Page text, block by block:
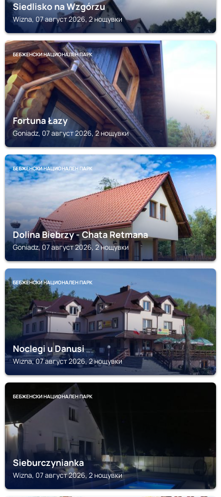
Siedlisko na Wzgórzu
Wizna, 07 август 2026, 2 нощувки
БЕБЖЕНСКИ НАЦИОНАЛЕН ПАРК
Fortuna Łazy
Goniadz, 07 август 2026, 2 нощувки
БЕБЖЕНСКИ НАЦИОНАЛЕН ПАРК
Dolina Biebrzy - Chata Retmana
Goniadz, 07 август 2026, 2 нощувки
БЕБЖЕНСКИ НАЦИОНАЛЕН ПАРК
Noclegi u Danusi
Wizna, 07 август 2026, 2 нощувки
БЕБЖЕНСКИ НАЦИОНАЛЕН ПАРК
Sieburczynianka
Wizna, 07 август 2026, 2 нощувки